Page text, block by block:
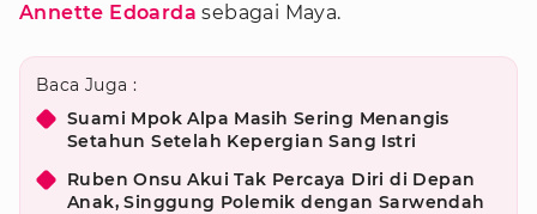
Annette Edoarda sebagai Maya.
Baca Juga :
Suami Mpok Alpa Masih Sering Menangis
Setahun Setelah Kepergian Sang Istri
Ruben Onsu Akui Tak Percaya Diri di Depan
Anak, Singgung Polemik dengan Sarwendah